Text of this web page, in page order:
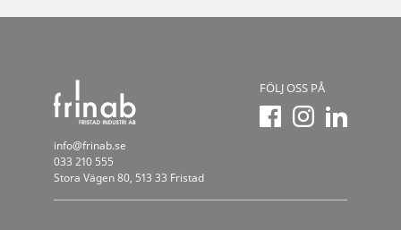
info@frinab.se
033 210 555
Stora Vägen 80, 513 33 Fristad
FÖLJ OSS PÅ